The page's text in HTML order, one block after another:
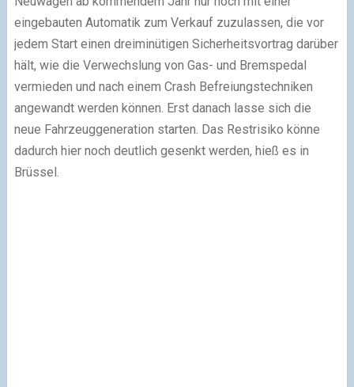
eingebauten Automatik zum Verkauf zuzulassen, die vor
jedem Start einen dreiminütigen Sicherheitsvortrag darüber
hält, wie die Verwechslung von Gas- und Bremspedal
vermieden und nach einem Crash Befreiungstechniken
angewandt werden können. Erst danach lasse sich die
neue Fahrzeuggeneration starten. Das Restrisiko könne
dadurch hier noch deutlich gesenkt werden, hieß es in
Brüssel.